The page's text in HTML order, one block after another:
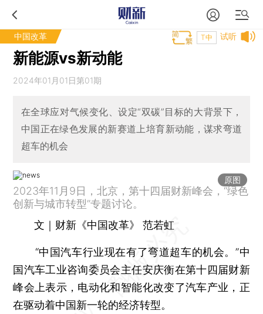
中国改革 试听
T中
新能源vs新动能
2024年01月01日第01期
在全球应对气候变化、设定“双碳”目标的大背景下，
中国正在绿色发展的新赛道上培育新动能，谋求弯道
超车的机会
原图
2023年11月9日，北京，第十四届财新峰会，“绿色
创新与城市转型”专题讨论。
文｜财新《中国改革》 范若虹
“中国汽车行业现在有了弯道超车的机会。”中
国汽车工业咨询委员会主任安庆衡在第十四届财新
峰会上表示，电动化和智能化改变了汽车产业，正
在驱动着中国新一轮的经济转型。